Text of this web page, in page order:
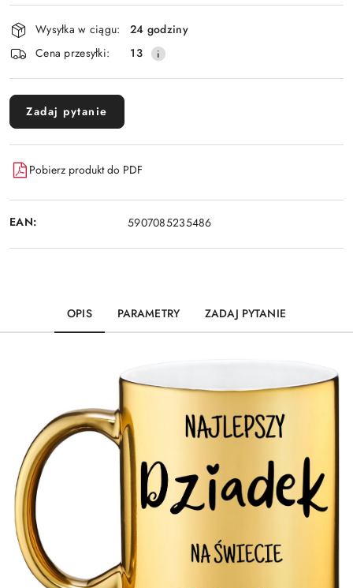
Dostępność
i
dostawa
Wysyłka w ciągu:
24 godziny
Cena przesyłki:
13
Zadaj pytanie
Pobierz produkt do PDF
EAN: 5907085235486
OPIS PARAMETRY ZADAJ PYTANIE